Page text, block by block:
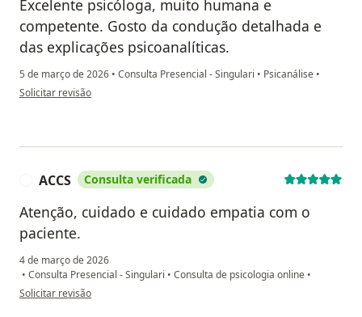
Excelente psicóloga, muito humana e
competente. Gosto da condução detalhada e
das explicações psicoanalíticas.
5 de março de 2026 • Consulta Presencial - Singulari • Psicanálise •
na opinião do utilizador Lara
Solicitar revisão
ACCS Consulta verificada
Atenção, cuidado e cuidado empatia com o
paciente.
4 de março de 2026
• Consulta Presencial - Singulari • Consulta de psicologia online •
na opinião do utilizador ACCS
Solicitar revisão